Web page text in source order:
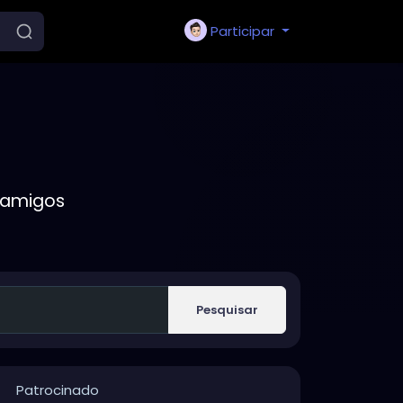
Participar
Pesquisar
Patrocinado